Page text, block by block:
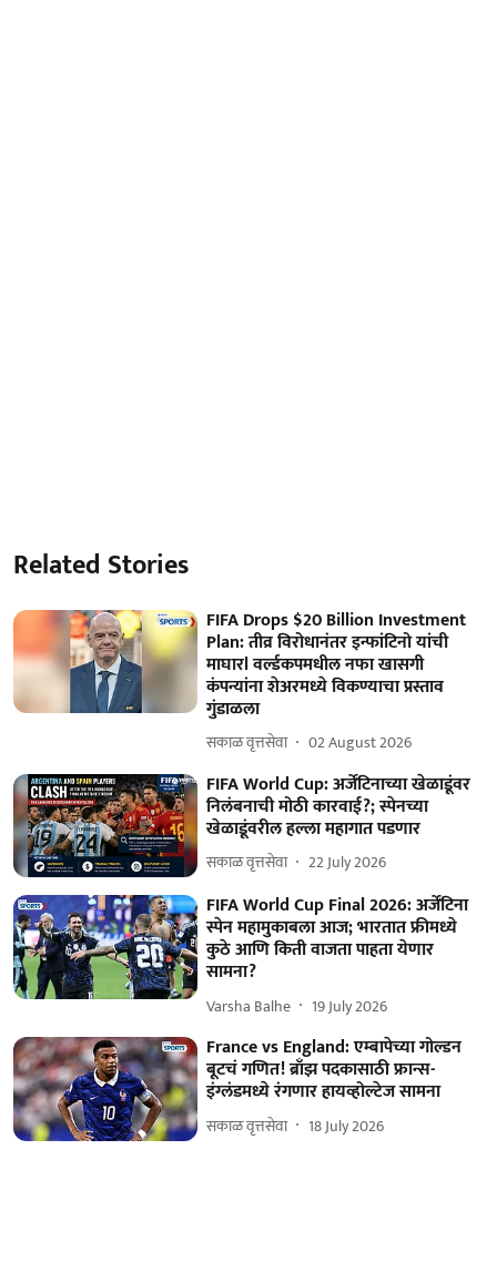
Related Stories
FIFA Drops $20 Billion Investment
Plan: तीव्र विरोधानंतर इन्फांटिनो यांची
माघारl वर्ल्डकपमधील नफा खासगी
कंपन्यांना शेअरमध्ये विकण्याचा प्रस्ताव
गुंडाळला
सकाळ वृत्तसेवा 02 August 2026
FIFA World Cup: अर्जेंटिनाच्या खेळाडूंवर
निलंबनाची मोठी कारवाई?; स्पेनच्या
खेळाडूंवरील हल्ला महागात पडणार
सकाळ वृत्तसेवा 22 July 2026
FIFA World Cup Final 2026: अर्जेंटिना
स्पेन महामुकाबला आज; भारतात फ्रीमध्ये
कुठे आणि किती वाजता पाहता येणार
सामना?
Varsha Balhe 19 July 2026
France vs England: एम्बापेच्या गोल्डन
बूटचं गणित! ब्राँझ पदकासाठी फ्रान्स-
इंग्लंडमध्ये रंगणार हायव्होल्टेज सामना
सकाळ वृत्तसेवा 18 July 2026